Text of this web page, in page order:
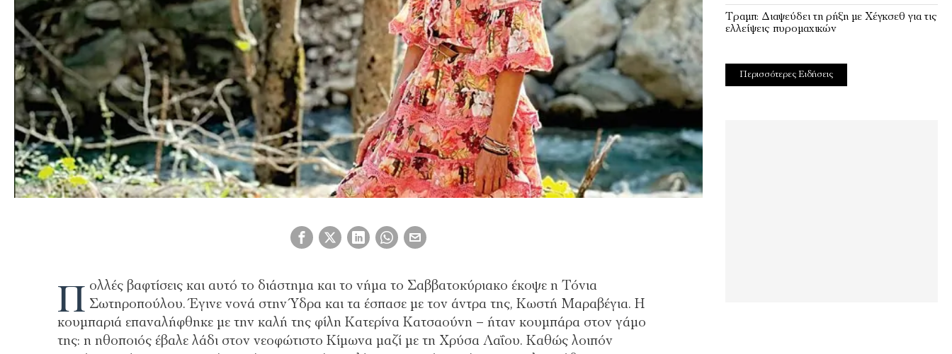
Π ολλές βαφτίσεις και αυτό το διάστημα και το νήμα το Σαββατοκύριακο έκοψε η Τόνια
Σωτηροπούλου. Έγινε νονά στην Ύδρα και τα έσπασε με τον άντρα της, Κωστή Μαραβέγια. Η
κουμπαριά επαναλήφθηκε με την καλή της φίλη Κατερίνα Κατσαούνη – ήταν κουμπάρα στον γάμο
της: η ηθοποιός έβαλε λάδι στον νεοφώτιστο Κίμωνα μαζί με τη Χρύσα Λαΐου. Καθώς λοιπόν
Τραμπ: Διαψεύδει τη ρήξη με Χέγκσεθ για τις
ελλείψεις πυρομαχικών
Περισσότερες Ειδήσεις